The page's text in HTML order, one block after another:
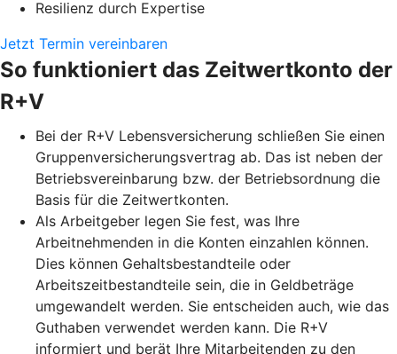
Resilienz durch Expertise
Jetzt Termin vereinbaren
So funktioniert das Zeitwertkonto der
R+V
Bei der R+V Lebensversicherung schließen Sie einen
Gruppenversicherungsvertrag ab. Das ist neben der
Betriebsvereinbarung bzw. der Betriebsordnung die
Basis für die Zeitwertkonten.
Als Arbeitgeber legen Sie fest, was Ihre
Arbeitnehmenden in die Konten einzahlen können.
Dies können Gehaltsbestandteile oder
Arbeitszeitbestandteile sein, die in Geldbeträge
umgewandelt werden. Sie entscheiden auch, wie das
Guthaben verwendet werden kann. Die R+V
informiert und berät Ihre Mitarbeitenden zu den